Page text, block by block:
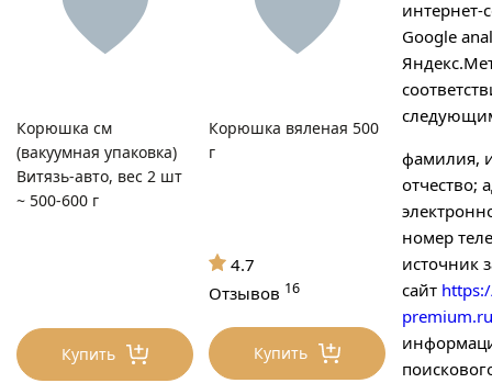
Купить
Корюшка см
(вакуумная упаковка)
Витязь-авто, вес 2 шт
~ 500-600 г
Купить
Корюшка вяленая 500
г
4.7
Отзывов 16
Нажимая на кнопку "Перезвоните мне", я даю согласие на
обработку персональных данных
интернет-
Google
фамилия,
отчество;
номер
источник
сайт